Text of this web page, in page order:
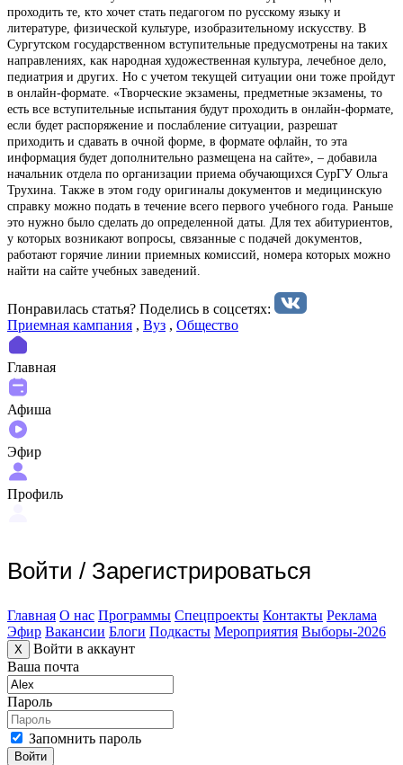
проходить те, кто хочет стать педагогом по русскому языку и
литературе, физической культуре, изобразительному искусству. В
Сургутском государственном вступительные предусмотрены на таких
направлениях, как народная художественная культура, лечебное дело,
педиатрия и других. Но с учетом текущей ситуации они тоже пройдут
в онлайн-формате. «Творческие экзамены, предметные экзамены, то
есть все вступительные испытания будут проходить в онлайн-формате,
если будет распоряжение и послабление ситуации, разрешат
приходить и сдавать в очной форме, в формате офлайн, то эта
информация будет дополнительно размещена на сайте», – добавила
начальник отдела по организации приема обучающихся СурГУ Ольга
Трухина. Также в этом году оригиналы документов и медицинскую
справку можно подать в течение всего первого учебного года. Раньше
это нужно было сделать до определенной даты. Для тех абитуриентов,
у которых возникают вопросы, связанные с подачей документов,
работают горячие линии приемных комиссий, номера которых можно
найти на сайте учебных заведений.
Понравилась статья? Поделиcь в соцсетях:
Приемная кампания , Вуз , Общество
Главная
Афиша
Эфир
Профиль
Войти / Зарегистрироваться
Главная О нас Программы Спецпроекты Контакты Реклама
Эфир Вакансии Блоги Подкасты Мероприятия Выборы-2026
X
Войти в аккаунт
Ваша почта
Пароль
Запомнить пароль
Войти